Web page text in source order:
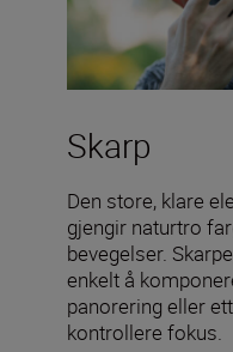
Skarp
Den store, klare
gjengir naturtro
bevegelser.
enkelt å
panorering eller
kontrollere fokus.